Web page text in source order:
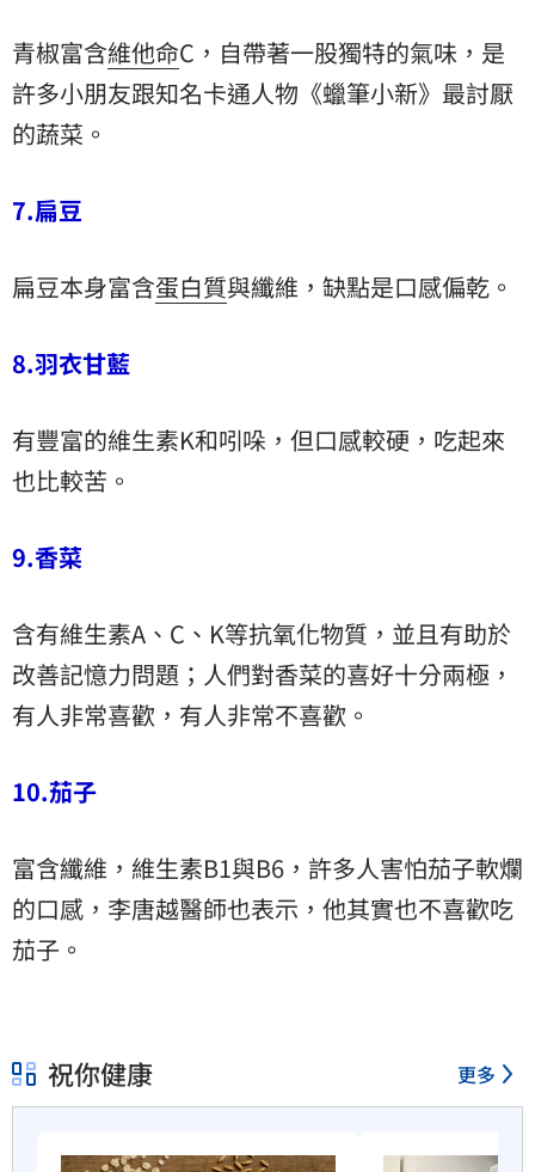
青椒富含維他命C，自帶著一股獨特的氣味，是
許多小朋友跟知名卡通人物《蠟筆小新》最討厭
的蔬菜。
7.扁豆
扁豆本身富含蛋白質與纖維，缺點是口感偏乾。
8.羽衣甘藍
有豐富的維生素K和吲哚，但口感較硬，吃起來
也比較苦。
9.香菜
含有維生素A、C、K等抗氧化物質，並且有助於
改善記憶力問題；人們對香菜的喜好十分兩極，
有人非常喜歡，有人非常不喜歡。
10.茄子
富含纖維，維生素B1與B6，許多人害怕茄子軟爛
的口感，李唐越醫師也表示，他其實也不喜歡吃
茄子。
祝你健康 更多